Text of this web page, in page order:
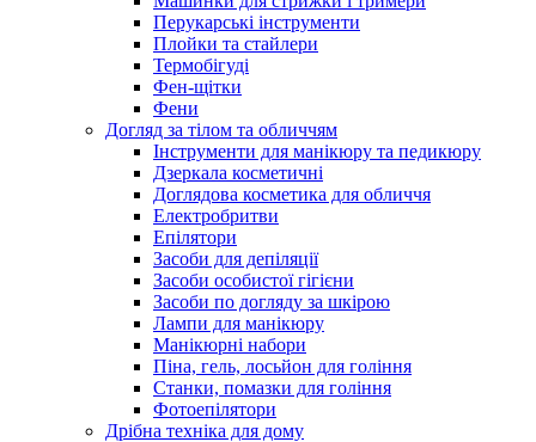
Перукарські інструменти
Плойки та стайлери
Термобігуді
Фен-щітки
Фени
Догляд за тілом та обличчям
Інструменти для манікюру та педикюру
Дзеркала косметичні
Доглядова косметика для обличчя
Електробритви
Епілятори
Засоби для депіляції
Засоби особистої гігієни
Засоби по догляду за шкірою
Лампи для манікюру
Манікюрні набори
Піна, гель, лосьйон для гоління
Станки, помазки для гоління
Фотоепілятори
Дрібна техніка для дому